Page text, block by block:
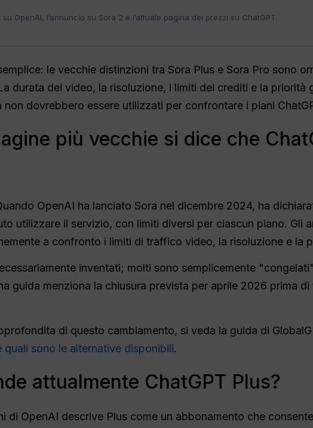
OpenAI, l’annuncio su Sora 2 e l’attuale pagina dei prezzi su ChatGPT.
le vecchie distinzioni tra Sora Plus e Sora Pro sono
durata dei video, la risoluzione, i limiti dei crediti e la priorità
dovrebbero essere utilizzati per confrontare i piani
più vecchie si dice che
OpenAI ha lanciato Sora nel dicembre 2024, ha
utilizzare il servizio, con limiti diversi per ciascun piano. Gli
a confronto i limiti di traffico video, la risoluzione e la
inventati; molti sono semplicemente
guida menziona la chiusura prevista per aprile 2026 prima
di questo cambiamento, si veda la guida di
quali sono le alternative disponibili.
attualmente ChatGPT Plus?
di OpenAI descrive Plus come un abbonamento che